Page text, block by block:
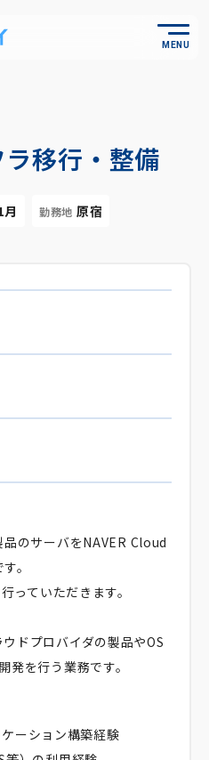
MENU
移行・整備
月 勤務地 原宿
のサーバをNAVER Cloud
。
っていただきます。
ドプロバイダの製品やOS
発を行う業務です。
ーション構築経験